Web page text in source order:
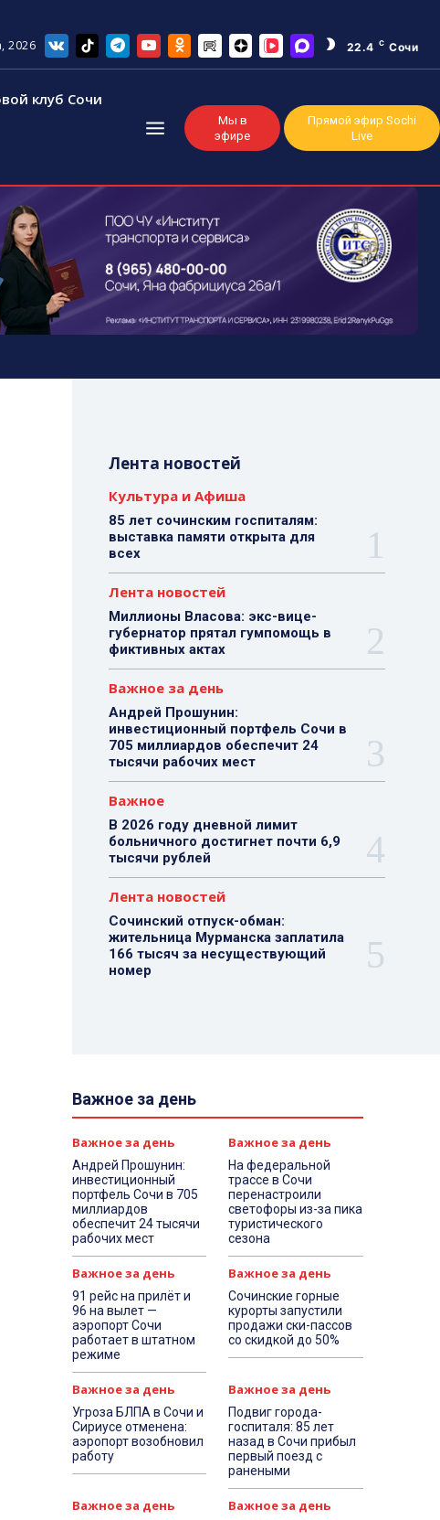
2026 22.4 C Сочи
клуб Сочи
Мы в
эфире
Прямой эфир Sochi
Live
Лента новостей
Культура и Афиша
85 лет сочинским госпиталям:
выставка памяти открыта для
всех
Лента новостей
Миллионы Власова: экс-вице-
губернатор прятал гумпомощь в
фиктивных актах
Важное за день
Андрей Прошунин:
инвестиционный портфель Сочи в
705 миллиардов обеспечит 24
тысячи рабочих мест
Важное
В 2026 году дневной лимит
больничного достигнет почти 6,9
тысячи рублей
Лента новостей
Сочинский отпуск-обман:
жительница Мурманска заплатила
166 тысяч за несуществующий
номер
Важное за день
Важное за день
Андрей Прошунин:
инвестиционный
портфель Сочи в 705
миллиардов
обеспечит 24 тысячи
рабочих мест
Важное за день
На федеральной
трассе в Сочи
перенастроили
светофоры из-за пика
туристического
сезона
Важное за день
91 рейс на прилёт и
96 на вылет —
аэропорт Сочи
работает в штатном
режиме
Важное за день
Сочинские горные
курорты запустили
продажи ски-пассов
со скидкой до 50%
Важное за день
Угроза БЛПА в Сочи и
Сириусе отменена:
аэропорт возобновил
работу
Важное за день
Подвиг города-
госпиталя: 85 лет
назад в Сочи прибыл
первый поезд с
ранеными
Важное за день Важное за день